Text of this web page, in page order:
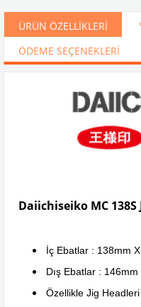
ÜRÜN ÖZELLIKLERI
ÖDEME SEÇENEKLERI
Daiichiseiko MC
İç Ebatlar : 138mm
Dış Ebatlar :
Özellikle Jig